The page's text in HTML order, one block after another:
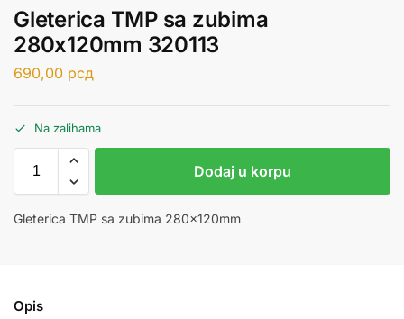
Gleterica TMP sa zubima
280x120mm 320113
690,00 рсд
Na zalihama
Dodaj u korpu
Gleterica TMP sa zubima 280x120mm
Opis